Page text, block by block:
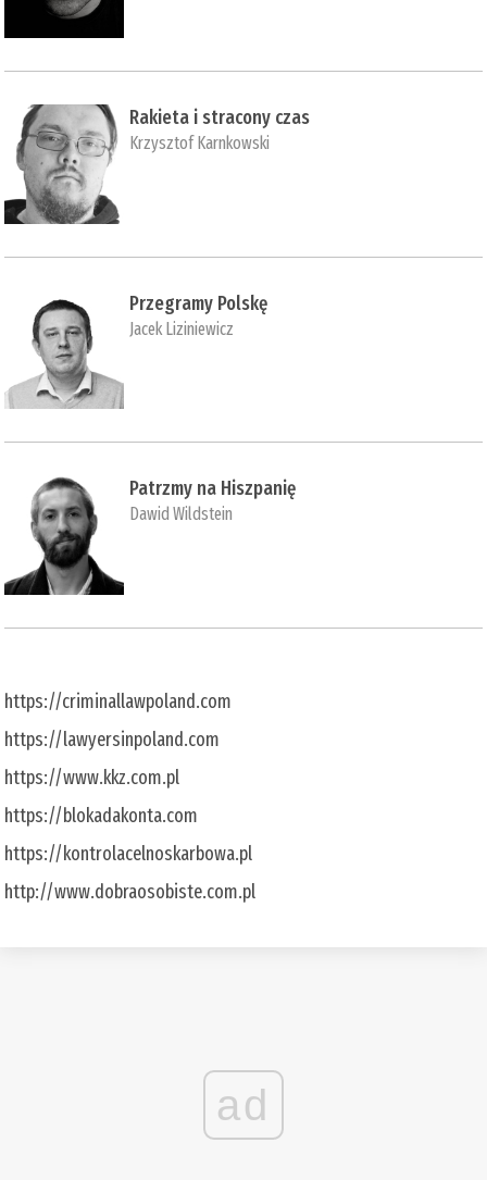
Rakieta i stracony czas
Krzysztof Karnkowski
Przegramy Polskę
Jacek Liziniewicz
Patrzmy na Hiszpanię
Dawid Wildstein
https://criminallawpoland.com
https://lawyersinpoland.com
https://www.kkz.com.pl
https://blokadakonta.com
https://kontrolacelnoskarbowa.pl
http://www.dobraosobiste.com.pl
ad